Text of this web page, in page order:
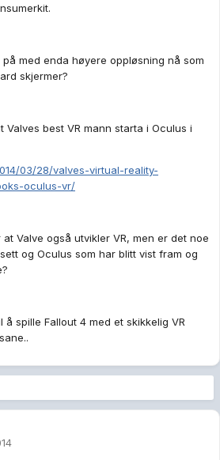
med enda høyere oppløsning nå som
skjermer?
Valves best VR mann starta i Oculus i
03/28/valves-virtual-reality-
oculus-vr/
Valve også utvikler VR, men er det noe
og Oculus som har blitt vist fram og
å spille Fallout 4 med et skikkelig VR